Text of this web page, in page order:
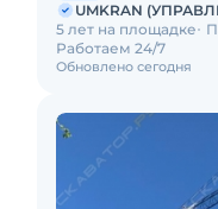
Обновлено сегодня
UMKRAN
5 лет на площадке
Работаем 24/7